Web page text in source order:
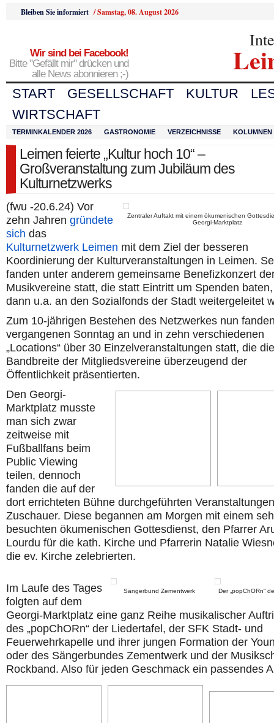
Bleiben Sie informiert /Samstag, 08. August 2026
Wir sind bei Facebook!
Bitte "Gefällt mir" drücken und
alle News abonnieren ;-)
START GESELLSCHAFT KULTUR
WIRTSCHAFT
TERMINKALENDER 2026 GASTRONOMIE VERZEICHNISSE KOLUMNEN
Leimen feierte „Kultur hoch 10“ –
Großveranstaltung zum Jubiläum des
Kulturnetzwerks
Zentraler Auftakt mit einem ökumenischen
Georgi-Marktplatz
(fwu -20.6.24) Vor
zehn Jahren gründete
sich das
Kulturnetzwerk Leimen mit dem Ziel der besseren
Koordinierung der Kulturveranstaltungen in Leimen.
fanden unter anderem gemeinsame Benefizkonzert
Musikvereine statt, die statt Eintritt um Spenden
dann u.a. an den Sozialfonds der Stadt weitergeleitet
Zum 10-jährigen Bestehen des Netzwerkes nun
vergangenen Sonntag an und in zehn verschiedenen
„Locations“ über 30 Einzelveranstaltungen statt, die
Bandbreite der Mitgliedsvereine überzeugend der
Öffentlichkeit präsentierten.
Den Georgi-
Marktplatz musste
man sich zwar
zeitweise mit
Fußballfans beim
Public Viewing
teilen, dennoch
fanden die auf der
dort errichteten Bühne durchgeführten
Zuschauer. Diese begannen am Morgen mit einem
besuchten ökumenischen Gottesdienst, den Pfarrer
Lourdu für die kath. Kirche und Pfarrerin Natalie
die ev. Kirche zelebrierten.
Der „popChORn“
Sängerbund Zementwerk
Im Laufe des Tages
folgten auf dem
Georgi-Marktplatz eine ganz Reihe musikalischer
des „popChORn“ der Liedertafel, der SFK Stadt- und
Feuerwehrkapelle und ihrer jungen Formation der
oder des Sängerbundes Zementwerk und der
Rockband. Also für jeden Geschmack ein passendes